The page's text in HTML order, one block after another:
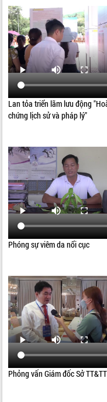
Lan tỏa triển lãm lưu động
chứng lịch sử và pháp lý"
Phóng sự viêm da nổi cục
Phỏng vấn Giám đốc Sở